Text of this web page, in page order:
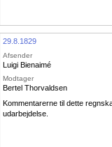
29.8.1829
Afsender
Luigi Bienaimé
Modtager
Bertel Thorvaldsen
Kommentarerne til dette
udarbejdelse.